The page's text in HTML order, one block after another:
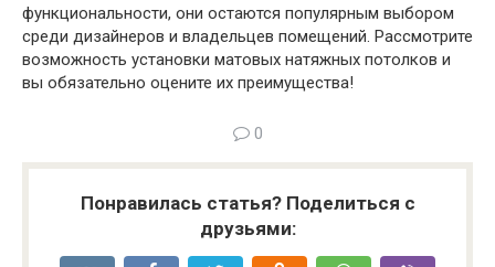
функциональности, они остаются популярным выбором
среди дизайнеров и владельцев помещений. Рассмотрите
возможность установки матовых натяжных потолков и
вы обязательно оцените их преимущества!
0
Понравилась статья? Поделиться с
друзьями: